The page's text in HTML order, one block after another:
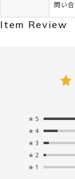
問い合
Item Review
★ 5
★ 4
★ 3
★ 2
★ 1